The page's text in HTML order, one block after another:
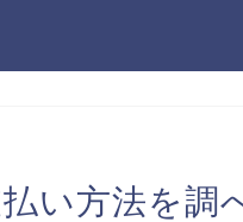
い方法を調